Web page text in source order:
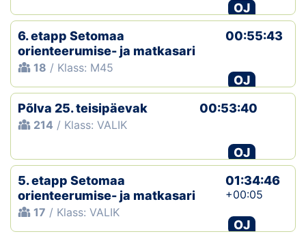
OJ
6. etapp Setomaa
orienteerumise- ja matkasari
18 / Klass: M45
00:55:43
OJ
Põlva 25. teisipäevak
214 / Klass: VALIK
00:53:40
OJ
5. etapp Setomaa
orienteerumise- ja matkasari
17 / Klass: VALIK
01:34:46
+00:05
OJ